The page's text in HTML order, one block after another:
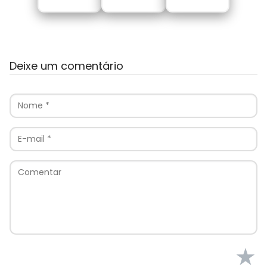
Deixe um comentário
★